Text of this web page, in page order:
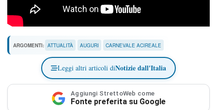
ARGOMENTI: ATTUALITÀ AUGURI CARNEVALE ACIREALE
Leggi altri articoli diNotizie dall'Italia
Aggiungi StrettoWeb come
Fonte preferita su Google